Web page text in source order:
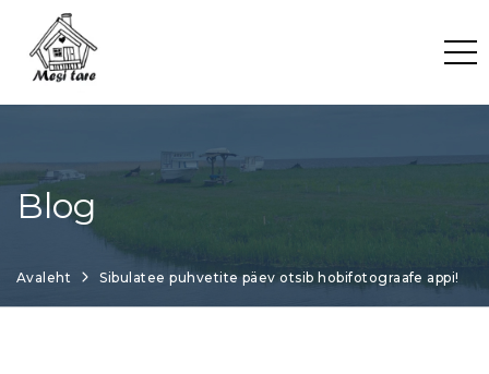
content
Blog
Avaleht Sibulatee puhvetite päev otsib hobifotograafe appi!